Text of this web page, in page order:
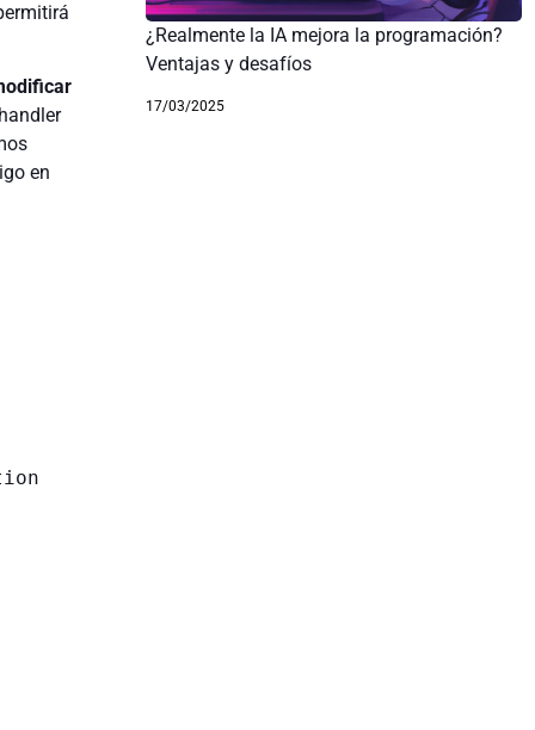
en
¿Realmente la IA mejora la programación?
Ventajas y desafíos
17/03/2025